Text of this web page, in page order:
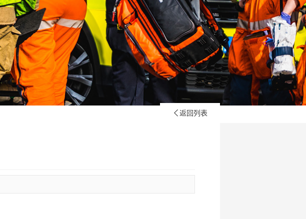
 返回列表